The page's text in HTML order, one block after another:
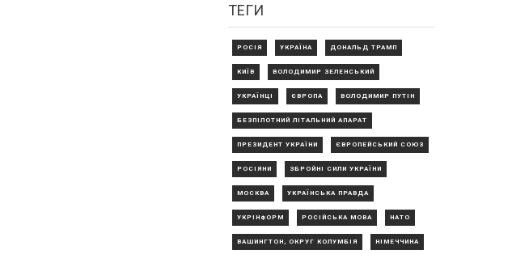
ТЕГИ
РОСІЯ УКРАЇНА ДОНАЛЬД ТРАМП
КИЇВ ВОЛОДИМИР ЗЕЛЕНСЬКИЙ
УКРАЇНЦІ ЄВРОПА ВОЛОДИМИР ПУТІН
БЕЗПІЛОТНИЙ ЛІТАЛЬНИЙ АПАРАТ
ПРЕЗИДЕНТ УКРАЇНИ ЄВРОПЕЙСЬКИЙ СОЮЗ
РОСІЯНИ ЗБРОЙНІ СИЛИ УКРАЇНИ
МОСКВА УКРАЇНСЬКА ПРАВДА
УКРІНФОРМ РОСІЙСЬКА МОВА НАТО
ВАШИНГТОН, ОКРУГ КОЛУМБІЯ НІМЕЧЧИНА